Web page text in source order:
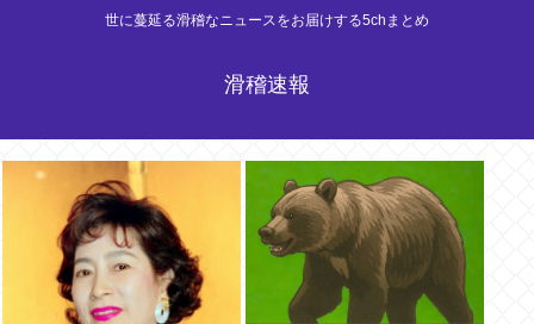
世に蔓延る滑稽なニュースをお届けする5chまとめ
滑稽速報